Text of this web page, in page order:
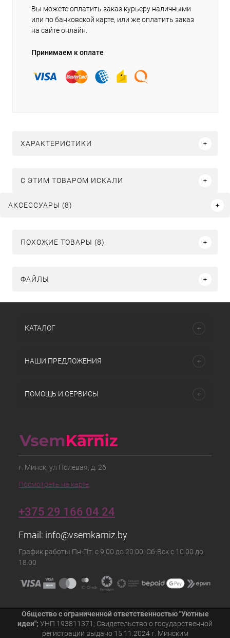
Вы можете оплатить заказ курьеру наличными
или по банковской карте, или же оплатить заказ
на сайте онлайн.
Принимаем к оплате
ХАРАКТЕРИСТИКИ
C ЭТИМ ТОВАРОМ ИСКАЛИ
АКСЕССУАРЫ (8)
ПОХОЖИЕ ТОВАРЫ (8)
ФАЙЛЫ
КАТАЛОГ
НАШИ ПРЕДЛОЖЕНИЯ
ПОМОЩЬ И СЕРВИСЫ
г. Минск, ул Полевая, д. 26
Посмотреть на карте
+375 29 166 04 24
Email: info@vsemkarniz.by
График работы Пн-Пт: с 9:00 до 20:00, Сб-Вск с 10.00 до
18.00
Общество с ограниченной ответственностью "Уютные
идеи"; УНП 193811371; Свидетельство о государственной
регистрации выдано 15.11.2024 г. Минским